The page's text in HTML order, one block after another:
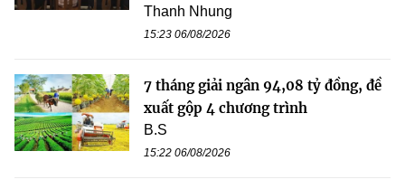
Thanh Nhung
15:23 06/08/2026
7 tháng giải ngân 94,08 tỷ đồng, đề
xuất gộp 4 chương trình
B.S
15:22 06/08/2026